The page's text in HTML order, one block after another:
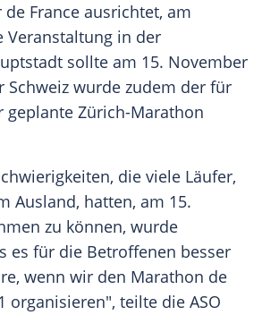
de France ausrichtet, am
Veranstaltung in der
sollte am 15. November
Schweiz wurde zudem der für
geplante Zürich-Marathon
die viele Läufer,
Ausland, hatten, am 15.
zu können, wurde
es für die Betroffenen besser
wenn wir den Marathon de
organisieren", teilte die ASO